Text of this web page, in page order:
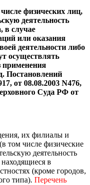
физических лиц,
деятельность
в случае
или оказания
деятельности либо
осуществлять
применения
Постановлений
от 08.08.2003 N476,
Суда РФ от
их филиалы и
том числе физические
деятельность
в
(кроме городов,
типа). Перечень